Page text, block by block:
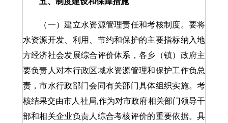
（一）建立水资源管理责任和考核制度。要将
水资源开发、利用、节约和保护的主要指标纳入地
方经济社会发展综合评价体系，各乡（镇）政府主
要负责人对本行政区域水资源管理和保护工作负总
责，市水行政部门会同有关部门具体组织实施。考
核结果交由市人社局,作为对市政府相关部门领导干
部和相关企业负责人综合考核评价的重要依据。具